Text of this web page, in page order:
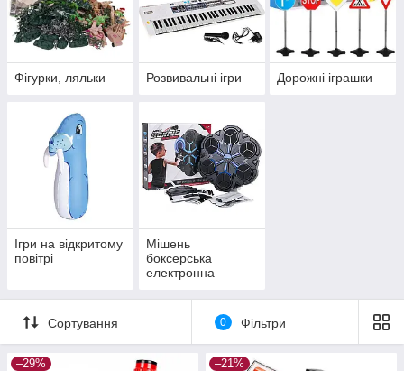
Фігурки, ляльки Розвивальні ігри Дорожні іграшки
Ігри на відкритому
повітрі
Мішень
боксерська
електронна
Сортування 0 Фільтри
–29% –21%